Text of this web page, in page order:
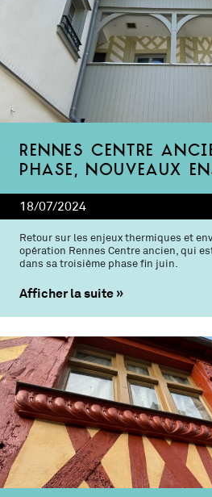
Rennes Centre
phase, nouveaux
18/07/2024
Retour sur les enjeux thermiques et
opération Rennes Centre ancien, qui
dans sa troisième phase fin juin.
Afficher la suite